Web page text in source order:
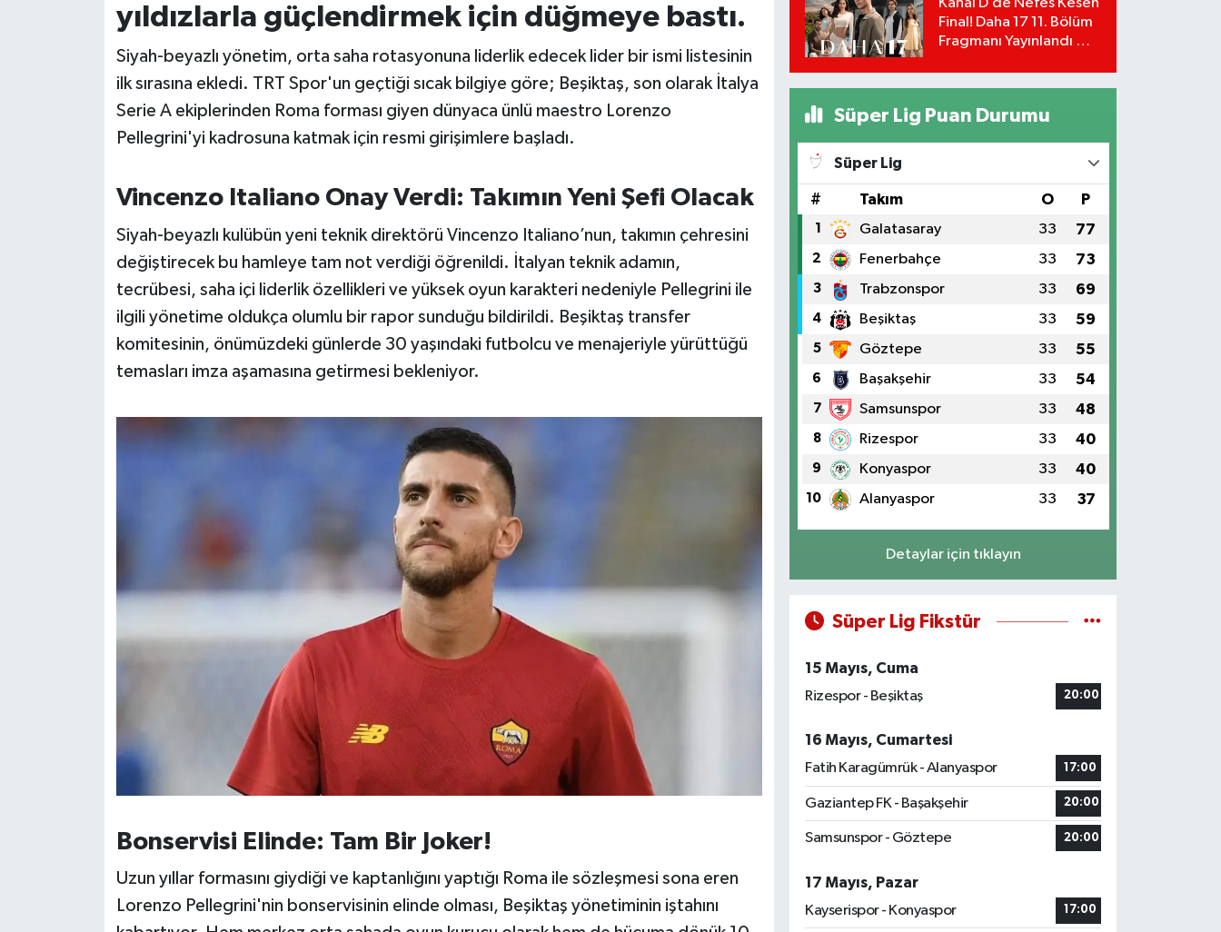
yıldızlarla güçlendirmek için düğmeye bastı.
Siyah-beyazlı yönetim, orta saha rotasyonuna liderlik edecek lider bir ismi listesinin
ilk sırasına ekledi. TRT Spor'un geçtiği sıcak bilgiye göre; Beşiktaş, son olarak İtalya
Serie A ekiplerinden Roma forması giyen dünyaca ünlü maestro Lorenzo
Pellegrini'yi kadrosuna katmak için resmi girişimlere başladı.
Vincenzo Italiano Onay Verdi: Takımın Yeni Şefi Olacak
Siyah-beyazlı kulübün yeni teknik direktörü Vincenzo Italiano’nun, takımın çehresini
değiştirecek bu hamleye tam not verdiği öğrenildi. İtalyan teknik adamın,
tecrübesi, saha içi liderlik özellikleri ve yüksek oyun karakteri nedeniyle Pellegrini ile
ilgili yönetime oldukça olumlu bir rapor sunduğu bildirildi. Beşiktaş transfer
komitesinin, önümüzdeki günlerde 30 yaşındaki futbolcu ve menajeriyle yürüttüğü
temasları imza aşamasına getirmesi bekleniyor.
Bonservisi Elinde: Tam Bir Joker!
Uzun yıllar formasını giydiği ve kaptanlığını yaptığı Roma ile sözleşmesi sona eren
Lorenzo Pellegrini'nin bonservisinin elinde olması, Beşiktaş yönetiminin iştahını
Detayları!
Final! Daha 17 11. Bölüm
Fragmanı Yayınlandı Mı?
Süper Lig Puan Durumu
Süper Lig
# Takım O P
1 Galatasaray 33 77
2 Fenerbahçe 33 73
3 Trabzonspor 33 69
4 Beşiktaş 33 59
5 Göztepe 33 55
6 Başakşehir 33 54
7 Samsunspor 33 48
8 Rizespor 33 40
9 Konyaspor 33 40
10 Alanyaspor 33 37
Detaylar için tıklayın
Süper Lig Fikstür
15 Mayıs, Cuma
Rizespor - Beşiktaş
20:00
16 Mayıs, Cumartesi
Fatih Karagümrük - Alanyaspor
17:00
Gaziantep FK - Başakşehir 20:00
Samsunspor - Göztepe 20:00
17 Mayıs, Pazar
Kayserispor - Konyaspor
17:00
KÜLTÜR-SANAT
MAGAZİN
OTOMOTİV
Resmi İlanlar
Savaştepe
TEKNOLOJİ
VİZYONDAKİLER